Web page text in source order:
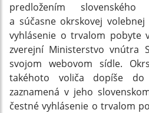
predložením
a súčasne okrskovej
vyhlásenie o trvalom pobyte
zverejní Ministerstvo vnútra
svojom webovom sídle.
takéhoto voliča dopíše do
zaznamená v jeho
čestné vyhlásenie o trvalom